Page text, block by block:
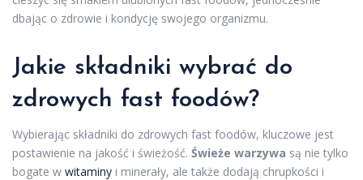
dbając o zdrowie i kondycję swojego organizmu.
Jakie składniki wybrać do
zdrowych fast foodów?
Wybierając składniki do zdrowych fast foodów, kluczowe jest
postawienie na jakość i świeżość. Świeże warzywa są nie tylko
bogate w witaminy i minerały, ale także dodają chrupkości i